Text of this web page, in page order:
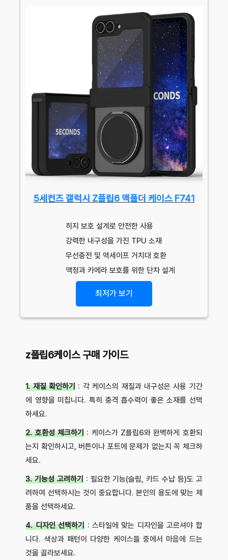
5세컨즈 갤럭시 Z플립6 맥폴더 케이스 F741
히지 보호 설계로 안전한 사용
강력한 내구성을 가진 TPU 소재
무선충전 및 맥세이프 거치대 호환
액정과 카메라 보호를 위한 단차 설계
최저가 보기
z플립6케이스 구매 가이드
1. 재질 확인하기 : 각 케이스의 재질과 내구성은 사용 기간
에 영향을 미칩니다. 특히 충격 흡수력이 좋은 소재를 선택
하세요.
2. 호환성 체크하기 : 케이스가 Z플립6와 완벽하게 호환되
는지 확인하시고, 버튼이나 포트에 문제가 없는지 꼭 체크하
세요.
3. 기능성 고려하기 : 필요한 기능(슬림, 카드 수납 등)도 고
려하여 선택하시는 것이 중요합니다. 본인의 용도에 맞는 제
품을 선택하세요.
4. 디자인 선택하기 : 스타일에 맞는 디자인을 고르셔야 합
니다. 색상과 패턴이 다양한 케이스들 중에서 마음에 드는
것을 골라보세요.